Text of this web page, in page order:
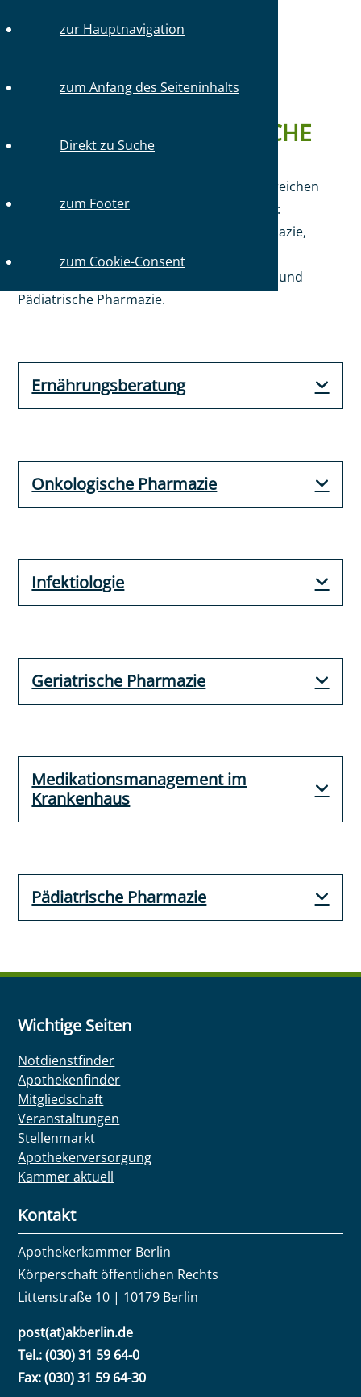
zur Hauptnavigation
zum Anfang des Seiteninhalts
Direkt zu Suche
zum Footer
zum Cookie-Consent
WEITERBILDUNGSBEREICHE
Gebietsbezeichnung kann in folgenden Bereichen
eine Zusatzbezeichnung erworben werden:
Ernährungsberatung, Onkologische Pharmazie,
Geriatrische Pharmazie, Infektiologie,
Medikationsmanagement im Krankenhaus und
Pädiatrische Pharmazie.
Ernährungsberatung
Onkologische Pharmazie
Infektiologie
Geriatrische Pharmazie
Medikationsmanagement im
Krankenhaus
Pädiatrische Pharmazie
Wichtige Seiten
Notdienstfinder
Apothekenfinder
Mitgliedschaft
Veranstaltungen
Stellenmarkt
Apothekerversorgung
Kammer aktuell
Kontakt
Apothekerkammer Berlin
Körperschaft öffentlichen Rechts
Littenstraße 10 | 10179 Berlin
post(at)akberlin.de
Tel.: (030) 31 59 64-0
Fax: (030) 31 59 64-30